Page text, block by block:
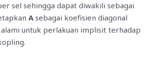
sel sehingga dapat diwakili sebagai
A sebagai koefisien diagonal
untuk perlakuan implisit terhadap